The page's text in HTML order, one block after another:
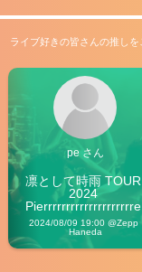
ライブ好きの皆さんの推しを
pe さん
凛として時雨 TOUR
2024
Pierrrrrrrrrrrrrrrrrrrre
Vibes
2024/08/09 19:00 @Zepp
Haneda